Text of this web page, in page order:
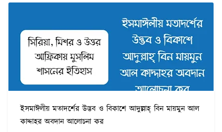
ইসমাঈলীয় মতাদর্শের উদ্ভব ও বিকাশে আদুল্লাহ্ বিন মায়মুন আল
কাদ্দাহর অবদান আলোচনা কর